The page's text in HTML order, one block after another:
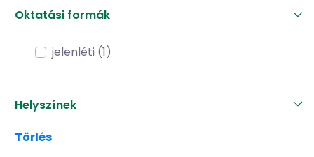
Oktatási formák
jelenléti (1)
Helyszínek
Törlés